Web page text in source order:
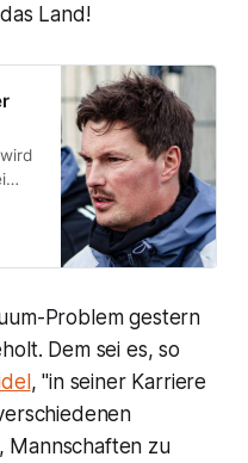
Land!
Problem gestern
Dem sei es, so
, "in seiner Karriere
Mannschaften zu